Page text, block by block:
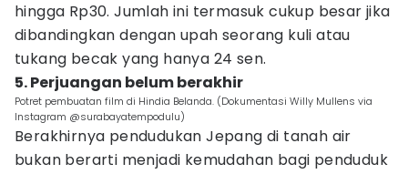
hingga Rp30. Jumlah ini termasuk cukup besar jika
dibandingkan dengan upah seorang kuli atau
tukang becak yang hanya 24 sen.
5. Perjuangan belum berakhir
Potret pembuatan film di Hindia Belanda. (Dokumentasi Willy Mullens via
Instagram @surabayatempodulu)
Berakhirnya pendudukan Jepang di tanah air
bukan berarti menjadi kemudahan bagi penduduk